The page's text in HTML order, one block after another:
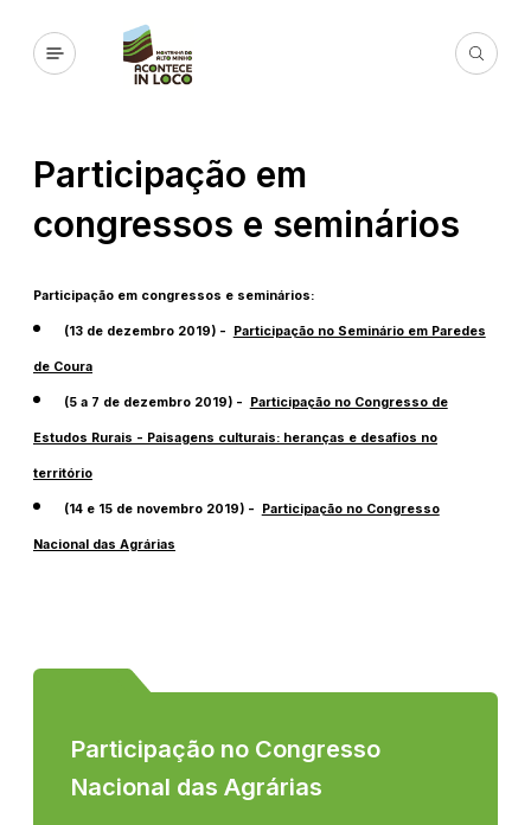
Participação em
congressos e seminários
Participação em congressos e seminários:
(13 de dezembro 2019) - Participação no Seminário em Paredes
de Coura
(5 a 7 de dezembro 2019) - Participação no Congresso de
Estudos Rurais - Paisagens culturais: heranças e desafios no
território
(14 e 15 de novembro 2019) - Participação no Congresso
Nacional das Agrárias
Participação no Congresso
Nacional das Agrárias